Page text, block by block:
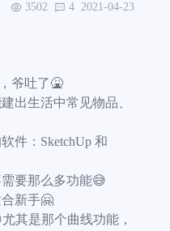
3502 4 2021-04-23
爷吐了🤮
出生活中常见物品、
件：SketchUp 和
要那么多功能😅
新手🤗
其是那个曲线功能，